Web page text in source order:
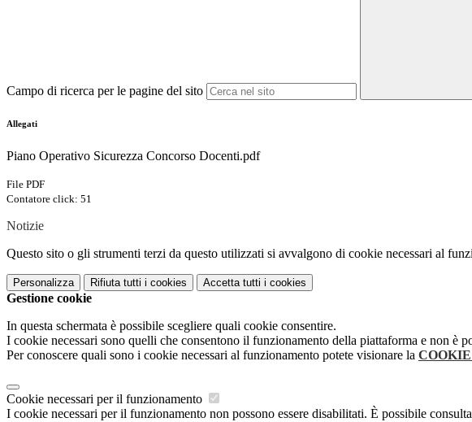
Campo di ricerca per le pagine del sito
Allegati
Piano Operativo Sicurezza Concorso Docenti.pdf
File PDF
Contatore click: 51
Notizie
Questo sito o gli strumenti terzi da questo utilizzati si avvalgono di cookie necessari al
Personalizza Rifiuta tutti i cookies Accetta tutti i cookies
Gestione cookie
In questa schermata è possibile scegliere quali cookie consentire.
I cookie necessari sono quelli che consentono il funzionamento della piattaforma e non è
Per conoscere quali sono i cookie necessari al funzionamento potete visionare la
Cookie necessari per il funzionamento
I cookie necessari per il funzionamento non possono essere disabilitati. È possibile